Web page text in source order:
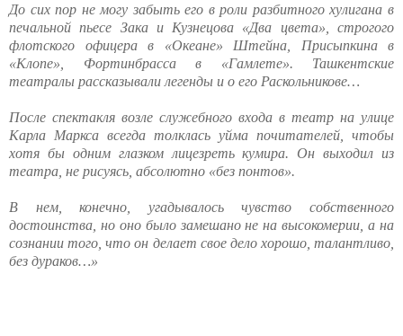
До сих пор не могу забыть его в роли разбитного хулигана в
печальной пьесе Зака и Кузнецова «Два цвета», строгого
флотского офицера в «Океане» Штейна, Присыпкина в
«Клопе», Фортинбрасса в «Гамлете». Ташкентские
театралы рассказывали легенды и о его Раскольникове…
После спектакля возле служебного входа в театр на улице
Карла Маркса всегда толклась уйма почитателей, чтобы
хотя бы одним глазком лицезреть кумира. Он выходил из
театра, не рисуясь, абсолютно «без понтов».
В нем, конечно, угадывалось чувство собственного
достоинства, но оно было замешано не на высокомерии, а на
сознании того, что он делает свое дело хорошо, талантливо,
без дураков…»